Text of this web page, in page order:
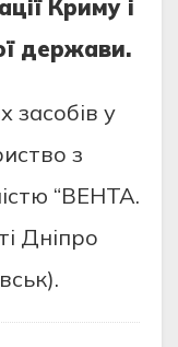
Криму і
держави.
засобів у
з
“ВЕНТА.
Дніпро